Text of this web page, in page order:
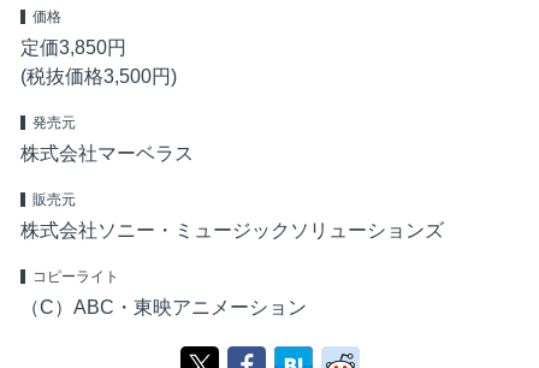
価格
定価3,850円
(税抜価格3,500円)
発売元
株式会社マーベラス
販売元
株式会社ソニー・ミュージックソリューションズ
コピーライト
（C）ABC・東映アニメーション